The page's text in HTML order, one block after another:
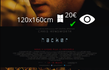
120x160cm
20€
✔